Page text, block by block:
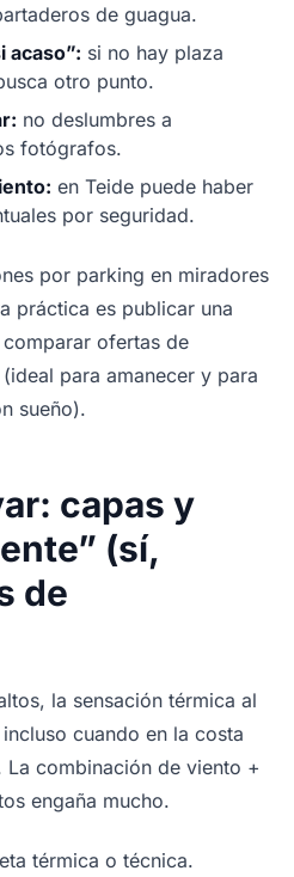
de guagua.
acaso”: si no hay plaza
otro punto.
no deslumbres a
fotógrafos.
en Teide puede haber
por seguridad.
por parking en miradores
práctica es publicar una
ofertas de
para amanecer y para
sueño).
capas y
(sí,
de
la sensación térmica al
cuando en la costa
La combinación de viento +
engaña mucho.
térmica o técnica.